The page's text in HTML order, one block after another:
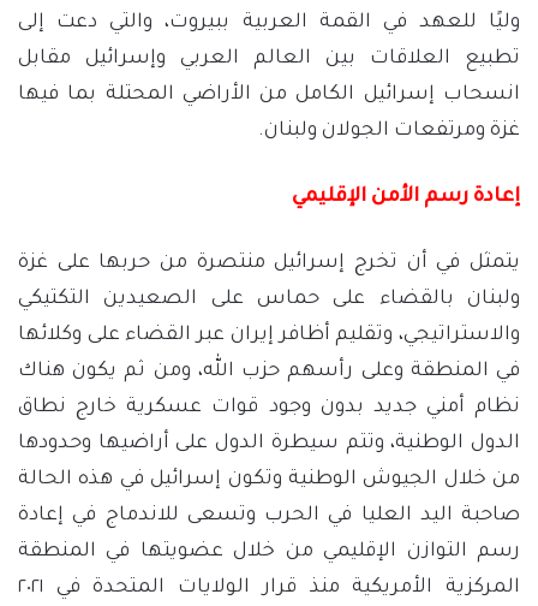
وليًا للعهد في القمة العربية ببيروت، والتي دعت إلى
تطبيع العلاقات بين العالم العربي وإسرائيل مقابل
انسحاب إسرائيل الكامل من الأراضي المحتلة بما فيها
غزة ومرتفعات الجولان ولبنان.
إعادة رسم الأمن الإقليمي
يتمثل في أن تخرج إسرائيل منتصرة من حربها على غزة
ولبنان بالقضاء على حماس على الصعيدين التكتيكي
والاستراتيجي، وتقليم أظافر إيران عبر القضاء على وكلائها
في المنطقة وعلى رأسهم حزب الله، ومن ثم يكون هناك
نظام أمني جديد بدون وجود قوات عسكرية خارج نطاق
الدول الوطنية، وتتم سيطرة الدول على أراضيها وحدودها
من خلال الجيوش الوطنية وتكون إسرائيل في هذه الحالة
صاحبة اليد العليا في الحرب وتسعى للاندماج في إعادة
رسم التوازن الإقليمي من خلال عضويتها في المنطقة
المركزية الأمريكية منذ قرار الولايات المتحدة في ٢٠٢١